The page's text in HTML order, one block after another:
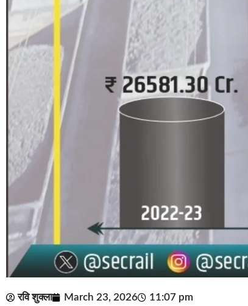
रवि शुक्ला March 23, 2026 11:07 pm